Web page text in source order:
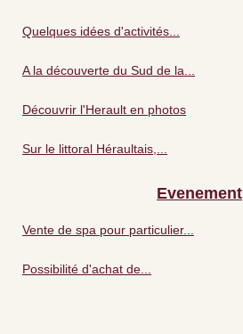
Quelques idées d'activités...
A la découverte du Sud de la...
Découvrir l'Herault en photos
Sur le littoral Héraultais,...
Evenement
Vente de spa pour particulier...
Possibilité d'achat de...